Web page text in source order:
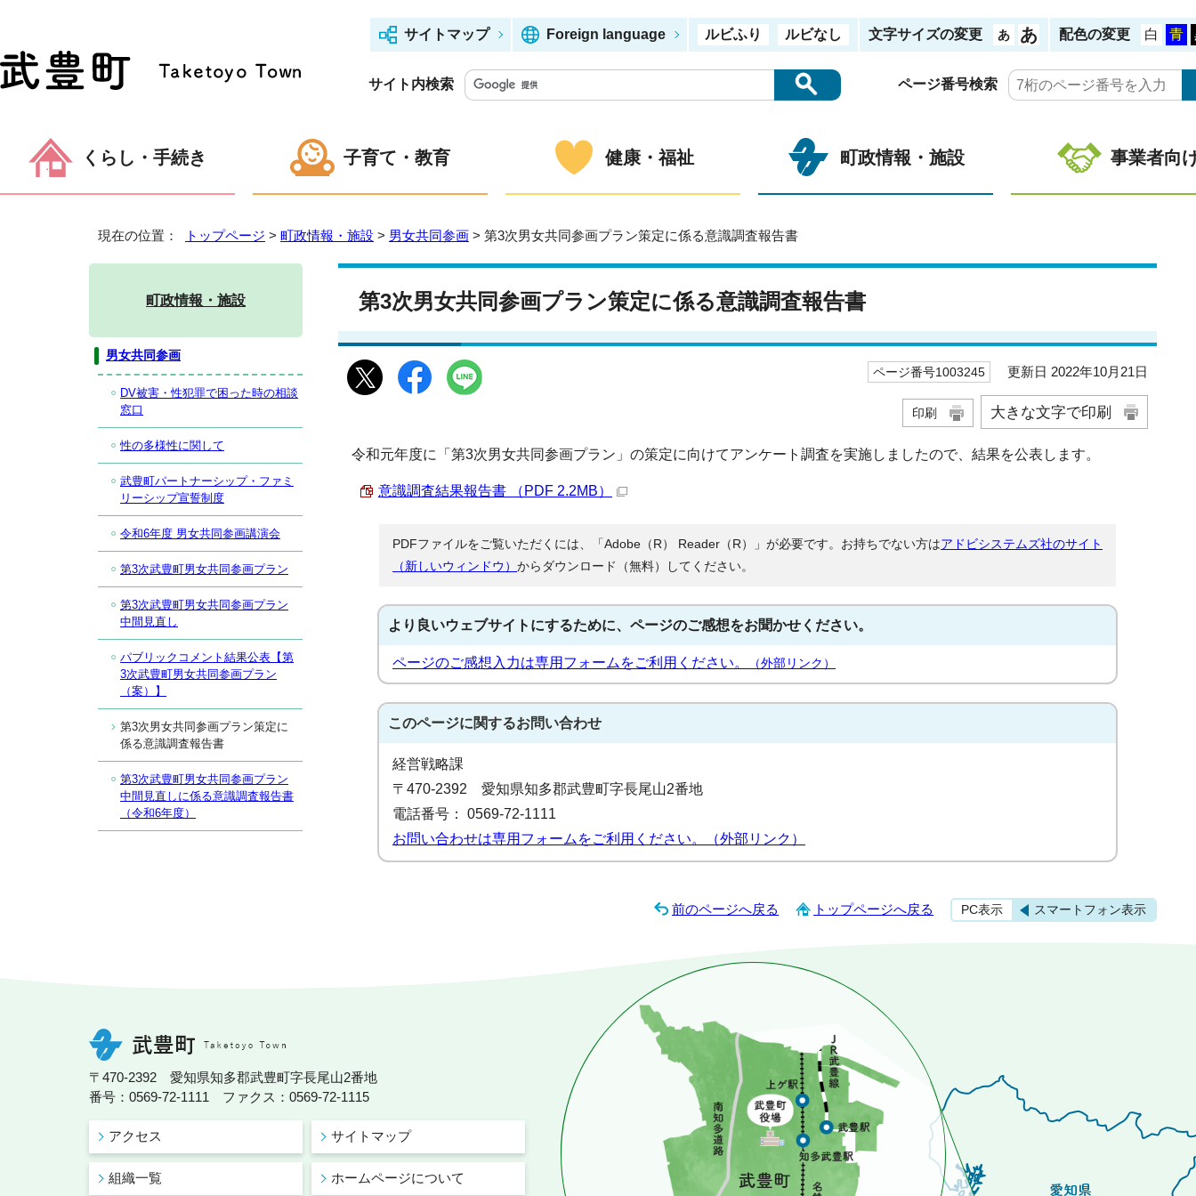
サイトマップ Foreign language ルビふり ルビなし 文字サイズの変更 配色の変更
サイト内検索 ページ番号検索
くらし・手続き 子育て・教育 健康・福祉 町政情報・施設 事業者向
現在の位置： トップページ > 町政情報・施設 > 男女共同参画 > 第3次男女共同参画プラン策定に係る意識調査報告書
第3次男女共同参画プラン策定に係る意識調査報告書
ページ番号1003245 更新日 2022年10月21日
印刷 大きな文字で印刷
令和元年度に「第3次男女共同参画プラン」の策定に向けてアンケート調査を実施しましたので、結果を公表します。
意識調査結果報告書 （PDF 2.2MB）
PDFファイルをご覧いただくには、「Adobe（R） Reader（R）」が必要です。お持ちでない方はアドビシステムズ社のサイト
（新しいウィンドウ） からダウンロード（無料）してください。
より良いウェブサイトにするために、ページのご感想をお聞かせください。
ページのご感想入力は専用フォームをご利用ください。 （外部リンク）
このページに関するお問い合わせ
経営戦略課
〒470-2392 愛知県知多郡武豊町字長尾山2番地
電話番号： 0569-72-1111
お問い合わせは専用フォームをご利用ください。（外部リンク）
町政情報・施設
男女共同参画
DV被害・性犯罪で困った時の相談
窓口
性の多様性に関して
武豊町パートナーシップ・ファミ
リーシップ宣誓制度
令和6年度 男女共同参画講演会
第3次武豊町男女共同参画プラン
第3次武豊町男女共同参画プラン
中間見直し
パブリックコメント結果公表【第
3次武豊町男女共同参画プラン
（案）】
第3次男女共同参画プラン策定に
係る意識調査報告書
第3次武豊町男女共同参画プラン
中間見直しに係る意識調査報告書
（令和6年度）
前のページへ戻る トップページへ戻る PC表示 スマートフォン表示
〒470-2392 愛知県知多郡武豊町字長尾山2番地
番号：0569-72-1111 ファクス：0569-72-1115
アクセス サイトマップ
組織一覧 ホームページについて